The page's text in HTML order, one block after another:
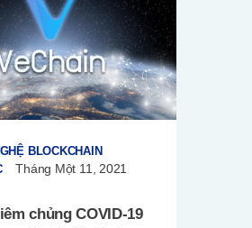
BLOCKCHAIN
Tháng Một 11, 2021
chủng COVID-19